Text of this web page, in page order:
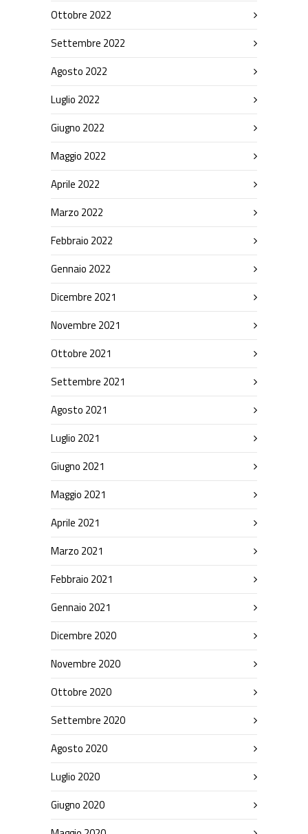
Ottobre 2022
Settembre 2022
Agosto 2022
Luglio 2022
Giugno 2022
Maggio 2022
Aprile 2022
Marzo 2022
Febbraio 2022
Gennaio 2022
Dicembre 2021
Novembre 2021
Ottobre 2021
Settembre 2021
Agosto 2021
Luglio 2021
Giugno 2021
Maggio 2021
Aprile 2021
Marzo 2021
Febbraio 2021
Gennaio 2021
Dicembre 2020
Novembre 2020
Ottobre 2020
Settembre 2020
Agosto 2020
Luglio 2020
Giugno 2020